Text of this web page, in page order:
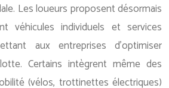
Les loueurs proposent désormais
véhicules individuels et services
aux entreprises d’optimiser
Certains intègrent même des
(vélos, trottinettes électriques)